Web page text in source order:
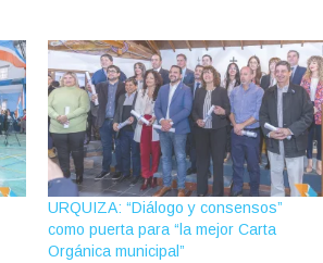
URQUIZA: “Diálogo y consensos”
como puerta para “la mejor Carta
Orgánica municipal”